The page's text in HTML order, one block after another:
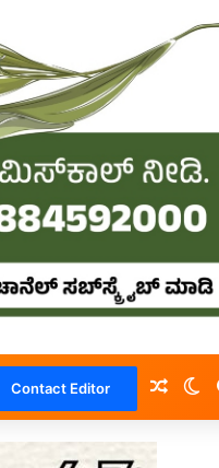
Contact Editor